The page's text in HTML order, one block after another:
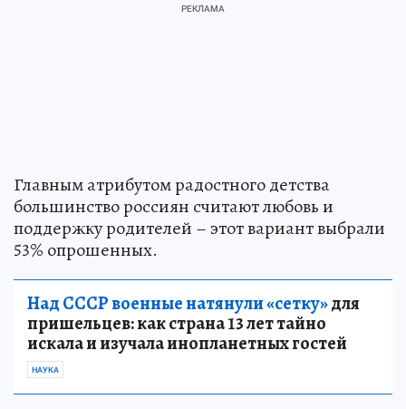
Главным атрибутом радостного детства
большинство россиян считают любовь и
поддержку родителей – этот вариант выбрали
53% опрошенных.
Над СССР военные натянули «сетку»для
пришельцев: как страна 13 лет тайно
искала и изучала инопланетных гостей
НАУКА